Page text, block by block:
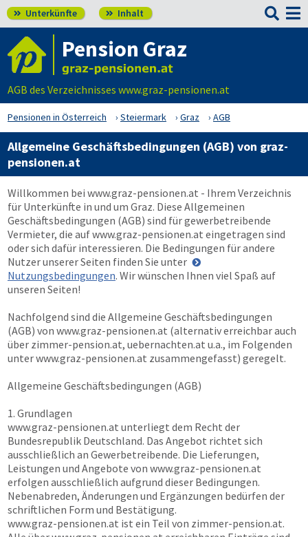
 Unterkünfte  Inhalt 
Pension Graz
AGB des Verzeichnisses www.graz-pensionen.at
Pensionen in Österreich Steiermark Graz AGB
Allgemeine Geschäftsbedingungen (AGB) von graz-
pensionen.at
Willkommen bei www.graz-pensionen.at - Ihrem Verzeichnis
für Unterkünfte in und um Graz. Diese Allgemeinen
Geschäftsbedingungen (AGB) sind für gewerbetreibende
Vermieter, die aufwww.graz-pensionen.at eingetragen sind
oder sich dafür interessieren. Die Bedingungen für andere
Nutzer unserer Seiten finden Sie unter
Nutzungsbedingungen. Wir wünschen Ihnen viel Spaß auf
unseren Seiten!
Nachfolgend sind die Allgemeine Geschäftsbedingungen
(AGB) von www.graz-pensionen.at (alternativ erreichbar auch
über zimmer-pension.at, uebernachten.at u.a., im Folgenden
unterwww.graz-pensionen.at zusammengefasst) geregelt.
Allgemeine Geschäftsbedingungen (AGB)
1. Grundlagen
www.graz-pensionen.at unterliegt dem Recht der
Bundesrepublik Deutschland. Das Angebot richtet sich
ausschließlich an Gewerbetreibende. Die Lieferungen,
Leistungen und Angebote von www.graz-pensionen.at
erfolgen ausschließlich aufgrund dieser Bedingungen.
Nebenabreden, Änderungen und Ergänzungen bedürfen der
schriftlichen Form und Bestätigung.
www.graz-pensionen.at ist ein Teil von zimmer-pension.at.